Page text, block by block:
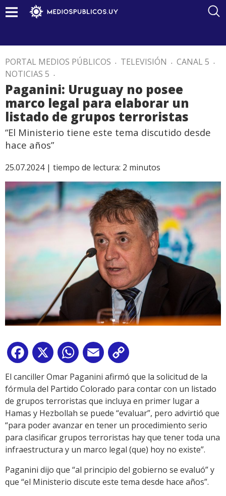
PORTAL MEDIOS PÚBLICOS . TELEVISIÓN . CANAL 5 .
NOTICIAS 5 .
Paganini: Uruguay no posee
marco legal para elaborar un
listado de grupos terroristas
“El Ministerio tiene este tema discutido desde
hace años”
25.07.2024 | tiempo de lectura: 2 minutos
Facebook
X WhatsApp
Email
Link
El canciller Omar Paganini afirmó que la solicitud de la
fórmula del Partido Colorado para contar con un listado
de grupos terroristas que incluya en primer lugar a
Hamas y Hezbollah se puede “evaluar”, pero advirtió que
“para poder avanzar en tener un procedimiento serio
para clasificar grupos terroristas hay que tener toda una
infraestructura y un marco legal (que) hoy no existe”.
Paganini dijo que “al principio del gobierno se evaluó” y
que “el Ministerio discute este tema desde hace años”.